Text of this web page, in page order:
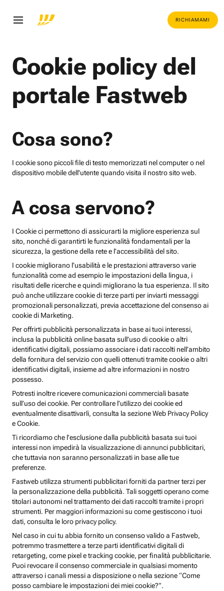
RICHIAMAMI
Cookie policy del
portale Fastweb
Cosa sono?
I cookie sono piccoli file di testo memorizzati nel computer o nel
dispositivo mobile dell'utente quando visita il nostro sito web.
A cosa servono?
I Cookie ci permettono di assicurarti la migliore esperienza sul
sito, nonché di garantirti le funzionalità fondamentali per la
sicurezza, la gestione della rete e l’accessibilità del sito.
I cookie migliorano l’usabilità e le prestazioni attraverso varie
funzionalità come ad esempio le impostazioni della lingua, i
risultati delle ricerche e quindi migliorano la tua esperienza. Il sito
può anche utilizzare cookie di terze parti per inviarti messaggi
promozionali personalizzati, previa accettazione del consenso ai
cookie di Marketing.
Per offrirti pubblicità personalizzata in base ai tuoi interessi,
inclusa la pubblicità online basata sull’uso di cookie o altri
identificativi digitali, possiamo associare i dati raccolti nell’ambito
della fornitura del servizio con quelli ottenuti tramite cookie o altri
identificativi digitali, insieme ad altre informazioni in nostro
possesso.
Potresti inoltre ricevere comunicazioni commerciali basate
sull’uso dei cookie. Per controllare l’utilizzo dei cookie ed
eventualmente disattivarli, consulta la sezione Web Privacy Policy
e Cookie.
Ti ricordiamo che l’esclusione dalla pubblicità basata sui tuoi
interessi non impedirà la visualizzazione di annunci pubblicitari,
che tuttavia non saranno personalizzati in base alle tue
preferenze.
Fastweb utilizza strumenti pubblicitari forniti da partner terzi per
la personalizzazione della pubblicità. Tali soggetti operano come
titolari autonomi nel trattamento dei dati raccolti tramite i propri
strumenti. Per maggiori informazioni su come gestiscono i tuoi
dati, consulta le loro privacy policy.
Nel caso in cui tu abbia fornito un consenso valido a Fastweb,
potremmo trasmettere a terze parti identificativi digitali di
retargeting, come pixel e tracking cookie, per finalità pubblicitarie.
Puoi revocare il consenso commerciale in qualsiasi momento
attraverso i canali messi a disposizione o nella sezione “Come
posso cambiare le impostazioni dei miei cookie?”.